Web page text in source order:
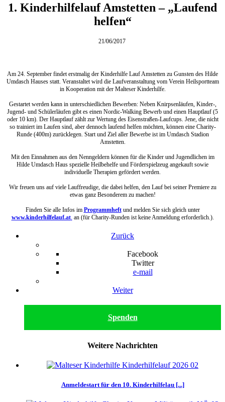
1. Kinderhilfelauf Amstetten – „Laufend
helfen“
21/06/2017
Am 24. September findet erstmalig der Kinderhilfe Lauf Amstetten zu Gunsten des Hilde
Umdasch Hauses statt. Veranstaltet wird die Laufveranstaltung vom Verein Heilsportteam
in Kooperation mit der Malteser Kinderhilfe.
Gestartet werden kann in unterschiedlichen Bewerben: Neben Knirpsenläufen, Kinder-,
Jugend- und Schülerläufen gibt es einen Nordic-Walking Bewerb und einen Hauptlauf (5
oder 10 km). Der Hauptlauf zählt zur Wertung des Eisenstraßen-Laufcups. Jene, die nicht
so trainiert im Laufen sind, aber dennoch laufend helfen möchten, können eine Charity-
Runde (400m) zurücklegen. Start und Ziel aller Bewerbe ist im Umdasch Stadion
Amstetten.
Mit den Einnahmen aus den Nenngeldern können für die Kinder und Jugendlichen im
Hilde Umdasch Haus spezielle Heilbehelfe und Förderspielzeug angekauft sowie
individuelle Therapien gefördert werden.
Wir freuen uns auf viele Lauffreudige, die dabei helfen, den Lauf bei seiner Premiere zu
etwas ganz Besonderem zu machen!
Finden Sie alle Infos im Programmheftund melden Sie sich gleich unter
www.kinderhilfelauf.at. an (für Charity-Runden ist keine Anmeldung erforderlich.).
Zurück
Facebook
Twitter
e-mail
Weiter
Spenden
Weitere Nachrichten
Anmeldestart für den 10. Kinderhilfelau [...]